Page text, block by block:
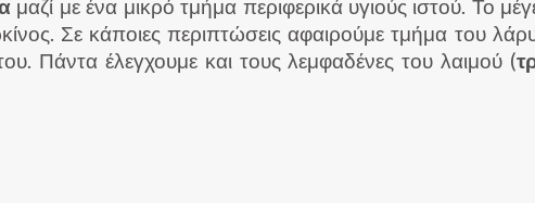
μαζί με ένα μικρό τμήμα περιφερικά υγιούς ιστού. Το
Σε κάποιες περιπτώσεις αφαιρούμε τμήμα του
Πάντα έλεγχουμε και τους λεμφαδένες του λαιμού (